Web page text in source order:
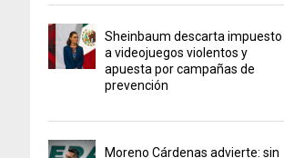
Sheinbaum descarta impuesto
a videojuegos violentos y
apuesta por campañas de
prevención
Moreno Cárdenas advierte: sin